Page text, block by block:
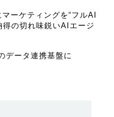
ーケティングを“フルAI
の切れ味鋭いAIエージ
データ連携基盤に